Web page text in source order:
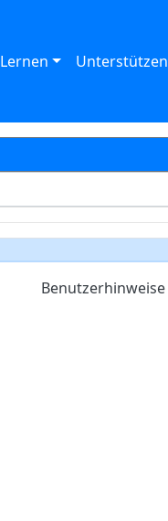
Lernen Unterstützen
Benutzerhinweise